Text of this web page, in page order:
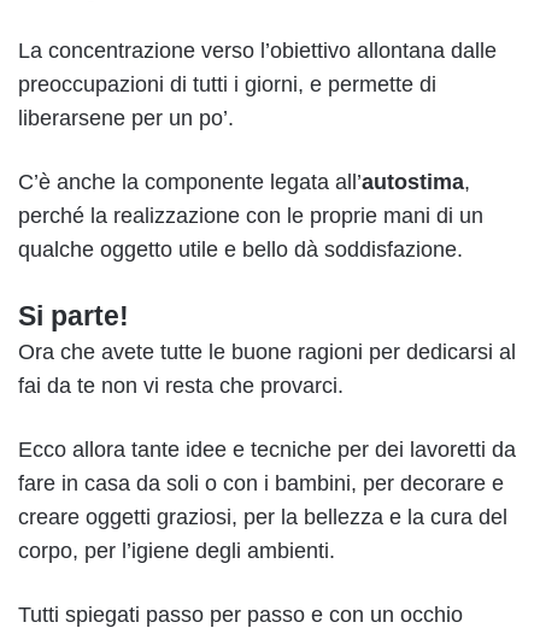
La concentrazione verso l’obiettivo allontana dalle
preoccupazioni di tutti i giorni, e permette di
liberarsene per un po’.
C’è anche la componente legata all’autostima,
perché la realizzazione con le proprie mani di un
qualche oggetto utile e bello dà soddisfazione.
Si parte!
Ora che avete tutte le buone ragioni per dedicarsi al
fai da te non vi resta che provarci.
Ecco allora tante idee e tecniche per dei lavoretti da
fare in casa da soli o con i bambini, per decorare e
creare oggetti graziosi, per la bellezza e la cura del
corpo, per l’igiene degli ambienti.
Tutti spiegati passo per passo e con un occhio